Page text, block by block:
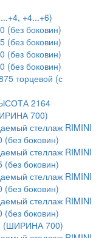
+4...+6)
(без боковин)
(без боковин)
(без боковин)
(без боковин)
торцевой (с
2164
700)
стеллаж RIMINI
(без боковин)
стеллаж RIMINI
(без боковин)
стеллаж RIMINI
(без боковин)
стеллаж RIMINI
(без боковин)
(ШИРИНА 700)